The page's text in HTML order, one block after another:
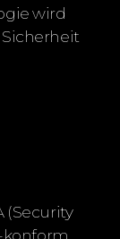
wird
(Security
konform